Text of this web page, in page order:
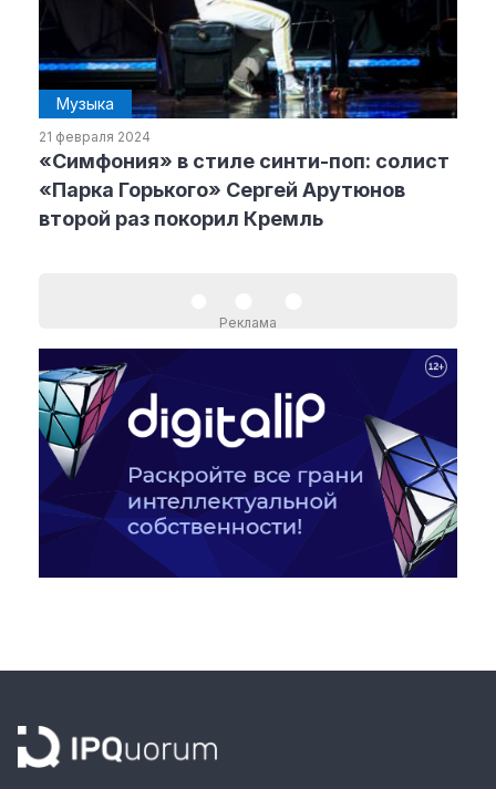
Музыка
21 февраля 2024
«Симфония» в стиле синти-поп: солист
«Парка Горького» Сергей Арутюнов
второй раз покорил Кремль
Реклама